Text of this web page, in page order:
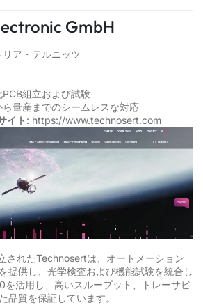
GmbH
ア・テルニッツ
PCB組立および試験
ら量産までのシームレスな対応
イト : https://www.technosert.com
されたTechnosertは、オートメーション
提供し、光学検査および機能試験を統合し
活用し、高いスループット、トレーサビ
品質を保証しています。